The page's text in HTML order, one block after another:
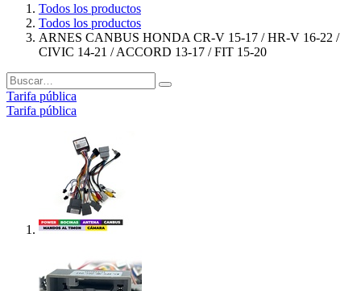
Todos los productos
Todos los productos
ARNES CANBUS HONDA CR-V 15-17 / HR-V 16-22 /
CIVIC 14-21 / ACCORD 13-17 / FIT 15-20
Tarifa pública
Tarifa pública